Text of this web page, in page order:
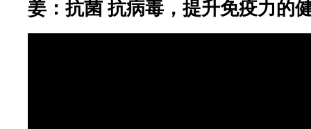
姜：抗菌 抗病毒，提升免疫力的